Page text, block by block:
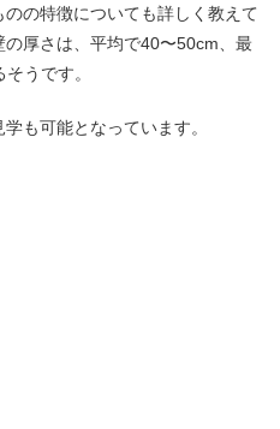
の特徴についても詳しく教えて
厚さは、平均で40〜50cm、最
うです。
も可能となっています。